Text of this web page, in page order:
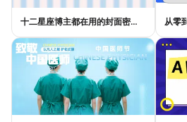
十二星座博主都在用的封面密码，星座小红书封面标题这样写才吸睛